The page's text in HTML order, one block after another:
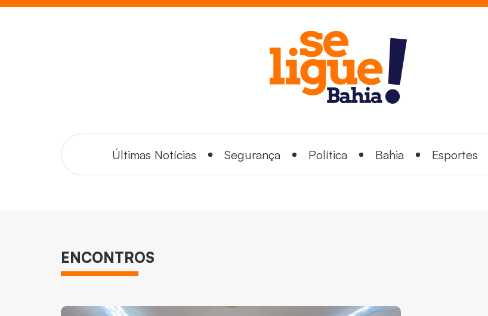
Últimas Notícias Segurança Política Bahia Esportes
ENCONTROS